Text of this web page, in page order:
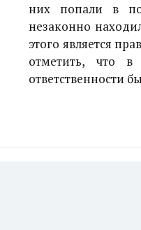
них попали в
незаконно
этого является
отметить, что
ответственности